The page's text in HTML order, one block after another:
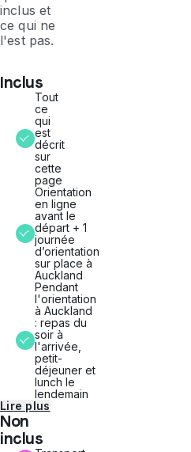
inclus et
ce qui ne
l'est pas.
Inclus
Tout
ce
qui
est
décrit
sur
cette
page
Orientation
en ligne
avant le
départ + 1
journée
d’orientation
sur place à
Auckland
Pendant
l'orientation
à Auckland
: repas du
soir à
l'arrivée,
petit-
déjeuner et
lunch le
lendemain
Lire plus
Non
inclus